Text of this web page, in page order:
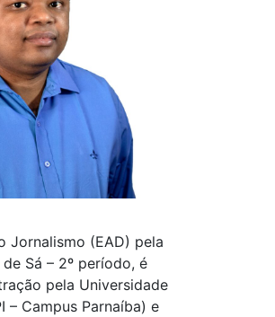
Jornalismo (EAD) pela
Sá – 2º período, é
pela Universidade
– Campus Parnaíba) e